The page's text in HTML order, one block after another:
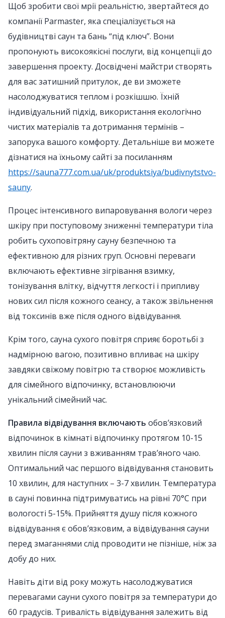
Щоб зробити свої мрії реальністю, звертайтеся до
компанії Parmaster, яка спеціалізується на
будівництві саун та бань “під ключ”. Вони
пропонують високоякісні послуги, від концепції до
завершення проекту. Досвідчені майстри створять
для вас затишний притулок, де ви зможете
насолоджуватися теплом і розкішшю. Їхній
індивідуальний підхід, використання екологічно
чистих матеріалів та дотримання термінів –
запорука вашого комфорту. Детальніше ви можете
дізнатися на їхньому сайті за посиланням
https://sauna777.com.ua/uk/produktsiya/budivnytstvo-
sauny.
Процес інтенсивного випаровування вологи через
шкіру при поступовому зниженні температури тіла
робить сухоповітряну сауну безпечною та
ефективною для різних груп. Основні переваги
включають ефективне зігрівання взимку,
тонізування влітку, відчуття легкості і припливу
нових сил після кожного сеансу, а також звільнення
від токсинів вже після одного відвідування.
Крім того, сауна сухого повітря сприяє боротьбі з
надмірною вагою, позитивно впливає на шкіру
завдяки свіжому повітрю та створює можливість
для сімейного відпочинку, встановлюючи
унікальний сімейний час.
Правила відвідування включають обов’язковий
відпочинок в кімнаті відпочинку протягом 10-15
хвилин після сауни з вживанням трав’яного чаю.
Оптимальний час першого відвідування становить
10 хвилин, для наступних – 3-7 хвилин. Температура
в сауні повинна підтримуватись на рівні 70°C при
вологості 5-15%. Прийняття душу після кожного
відвідування є обов’язковим, а відвідування сауни
перед змаганнями слід проводити не пізніше, ніж за
добу до них.
Навіть діти від року можуть насолоджуватися
перевагами сауни сухого повітря за температури до
60 градусів. Тривалість відвідування залежить від